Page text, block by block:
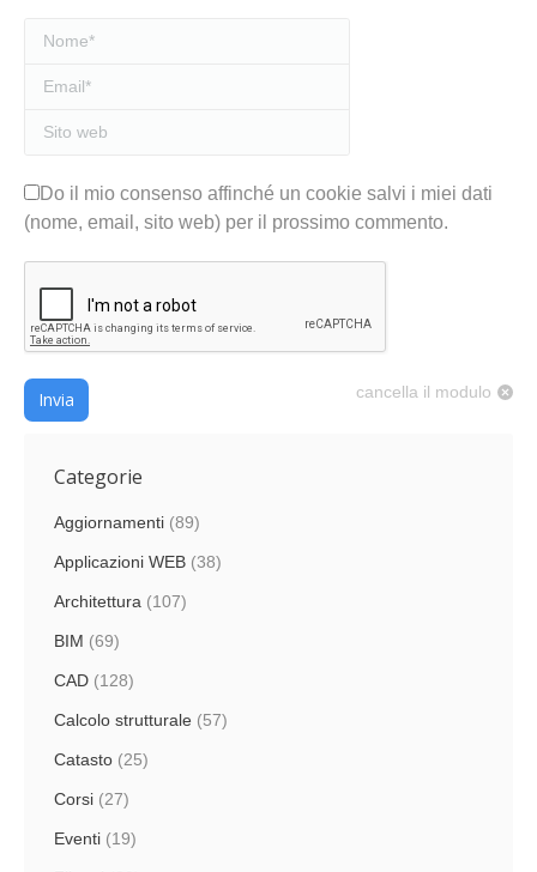
Nome *
Email *
Sito web
Do il mio consenso affinché un cookie salvi i miei dati
(nome, email, sito web) per il prossimo commento.
cancella il modulo
Invia
Categorie
Aggiornamenti (89)
Applicazioni WEB (38)
Architettura (107)
BIM (69)
CAD (128)
Calcolo strutturale (57)
Catasto (25)
Corsi (27)
Eventi (19)